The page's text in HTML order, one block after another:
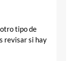
otro tipo de
revisar si hay